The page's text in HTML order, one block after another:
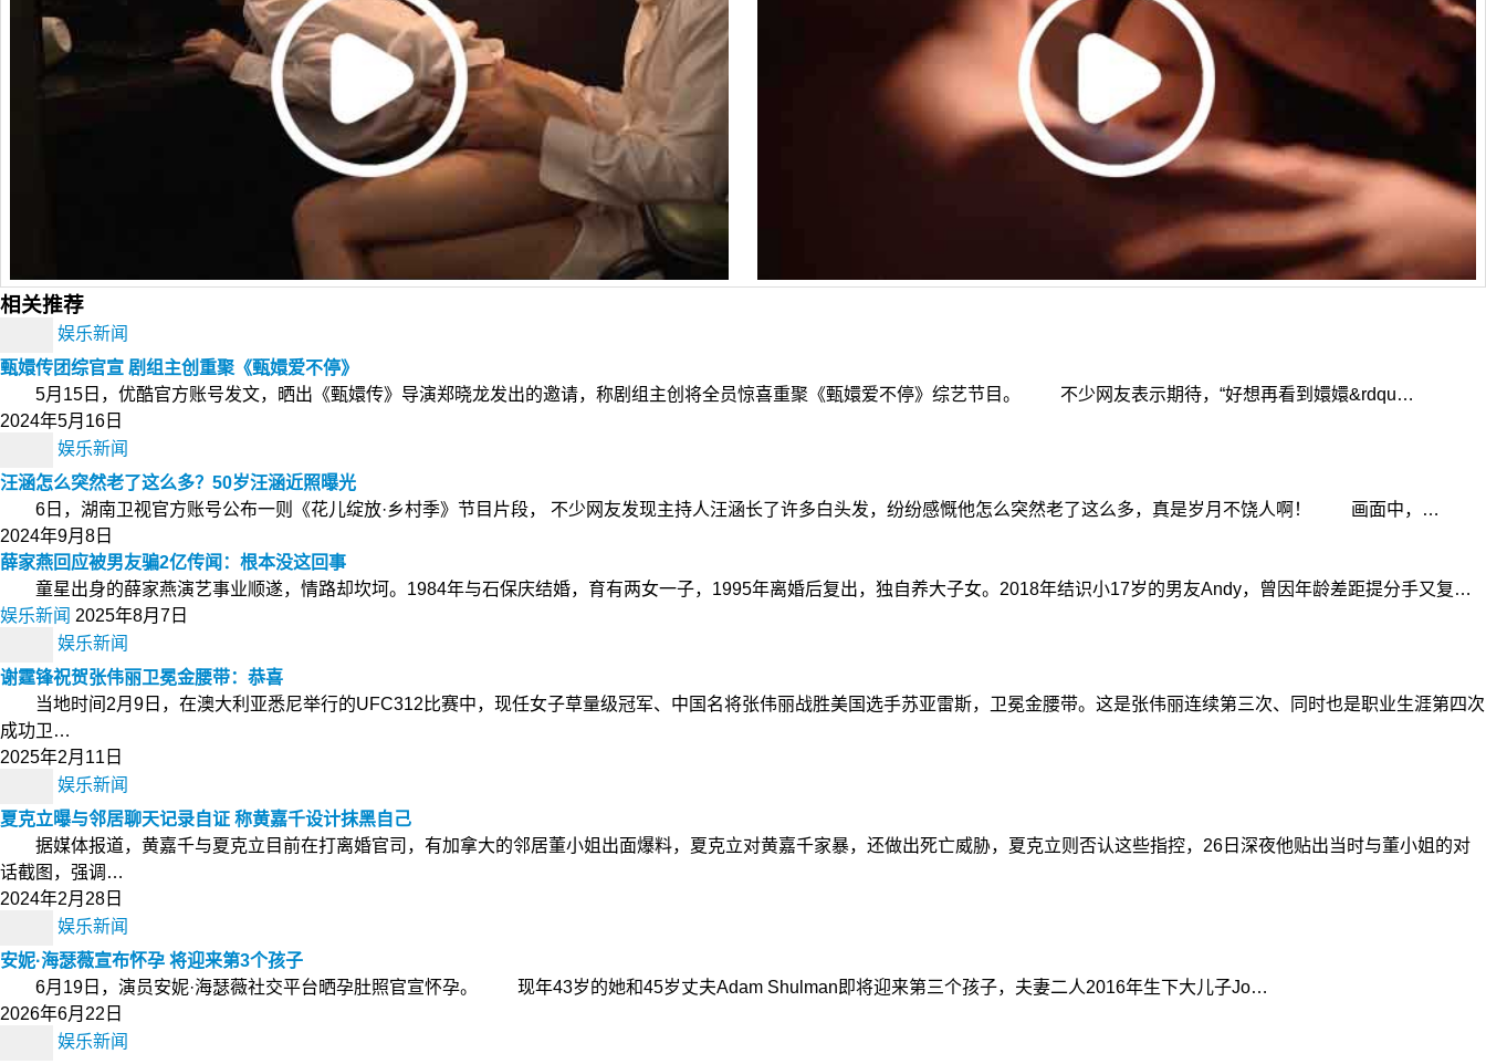
相关推荐
娱乐新闻
甄嬛传团综官宣 剧组主创重聚《甄嬛爱不停》
5月15日，优酷官方账号发文，晒出《甄嬛传》导演郑晓龙发出的邀请，称剧组主创将全员惊喜重聚《甄嬛爱不停》综艺节目。 不少网友表示期待，“好想再看到嬛嬛&rdqu…
2024年5月16日
娱乐新闻
汪涵怎么突然老了这么多？50岁汪涵近照曝光
6日，湖南卫视官方账号公布一则《花儿绽放·乡村季》节目片段， 不少网友发现主持人汪涵长了许多白头发，纷纷感慨他怎么突然老了这么多，真是岁月不饶人啊！ 画面中，…
2024年9月8日
薛家燕回应被男友骗2亿传闻：根本没这回事
童星出身的薛家燕演艺事业顺遂，情路却坎坷。1984年与石保庆结婚，育有两女一子，1995年离婚后复出，独自养大子女。2018年结识小17岁的男友Andy，曾因年龄差距提分手又复…
娱乐新闻 2025年8月7日
娱乐新闻
谢霆锋祝贺张伟丽卫冕金腰带：恭喜
当地时间2月9日，在澳大利亚悉尼举行的UFC312比赛中，现任女子草量级冠军、中国名将张伟丽战胜美国选手苏亚雷斯，卫冕金腰带。这是张伟丽连续第三次、同时也是职业生涯第四次
成功卫…
2025年2月11日
娱乐新闻
夏克立曝与邻居聊天记录自证 称黄嘉千设计抹黑自己
据媒体报道，黄嘉千与夏克立目前在打离婚官司，有加拿大的邻居董小姐出面爆料，夏克立对黄嘉千家暴，还做出死亡威胁，夏克立则否认这些指控，26日深夜他贴出当时与董小姐的对
话截图，强调…
2024年2月28日
娱乐新闻
安妮·海瑟薇宣布怀孕 将迎来第3个孩子
6月19日，演员安妮·海瑟薇社交平台晒孕肚照官宣怀孕。 现年43岁的她和45岁丈夫Adam Shulman即将迎来第三个孩子，夫妻二人2016年生下大儿子Jo…
2026年6月22日
娱乐新闻